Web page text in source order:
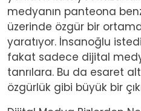
medyanın panteona
üzerinde özgür bir
yaratıyor. İnsanoğlu
fakat sadece dijital
tanrılara. Bu da esaret
özgürlük gibi büyük bir